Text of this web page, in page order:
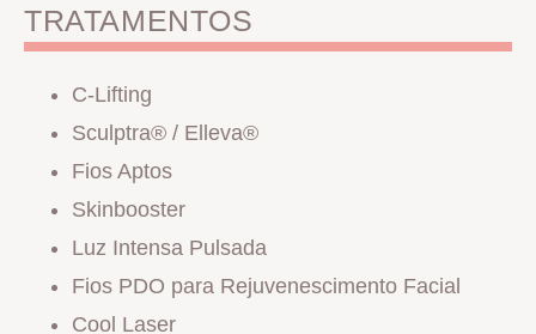
TRATAMENTOS
C-Lifting
Sculptra® / Elleva®
Fios Aptos
Skinbooster
Luz Intensa Pulsada
Fios PDO para Rejuvenescimento Facial
Cool Laser